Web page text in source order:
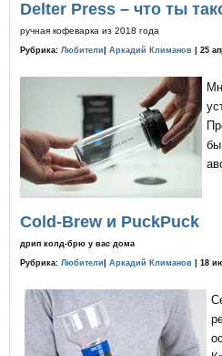
Delter Press – что ты
ручная кофеварка из 2018 года
Рубрика: Любители Аркадий Климанов | 25
Cold-Brew и PuckPuck
дрип колд-брю у вас дома
Рубрика: Любители Аркадий Климанов | 18